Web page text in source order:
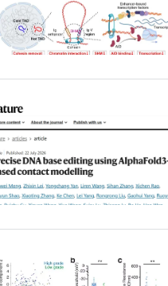
ContactSeek